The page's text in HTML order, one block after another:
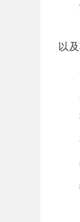
焊
控
以
示
示
操
硬
数
打
传